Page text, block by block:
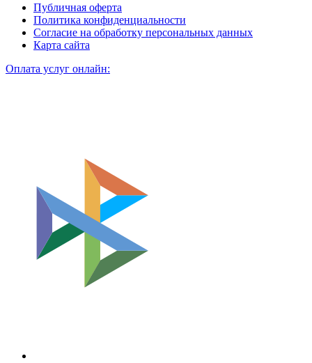
Публичная оферта
Политика конфиденциальности
Согласие на обработку персональных данных
Карта сайта
Оплата услуг онлайн: